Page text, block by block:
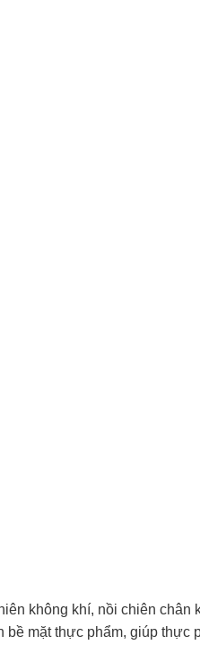
không khí, nồi chiên
bề mặt thực phẩm, giúp